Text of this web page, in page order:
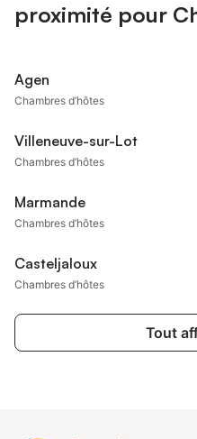
proximité pour
Agen
Chambres d’hôtes
Villeneuve-sur-Lot
Chambres d’hôtes
Marmande
Chambres d’hôtes
Casteljaloux
Chambres d’hôtes
Tout